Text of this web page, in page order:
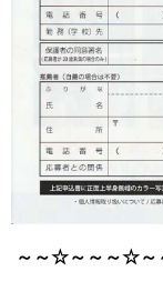
～～☆～～～☆